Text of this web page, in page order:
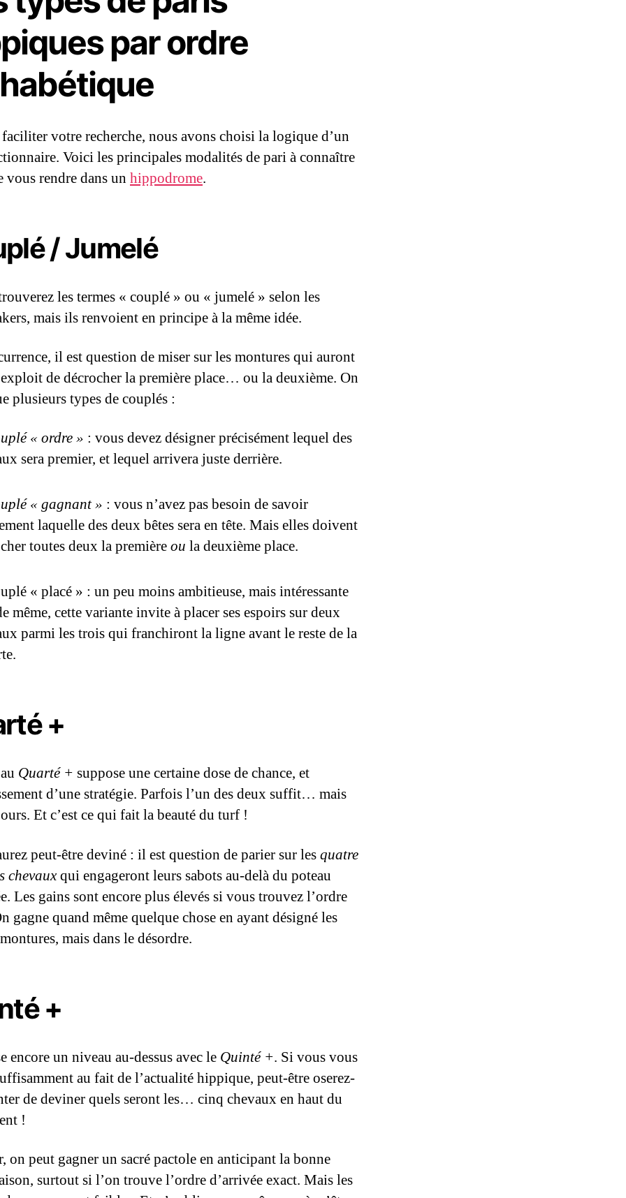
par ordre
votre recherche, nous avons choisi la logique d’un
Voici les principales modalités de pari à connaître
vous rendre dans un hippodrome.
/ Jumelé
les termes « couplé » ou « jumelé » selon les
mais ils renvoient en principe à la même idée.
il est question de miser sur les montures qui auront
de décrocher la première place… ou la deuxième. On
plusieurs types de couplés :
« ordre » : vous devez désigner précisément lequel des
sera premier, et lequel arrivera juste derrière.
« gagnant » : vous n’avez pas besoin de savoir
laquelle des deux bêtes sera en tête. Mais elles doivent
toutes deux la premièreou la deuxième place.
« placé » : un peu moins ambitieuse, mais intéressante
même, cette variante invite à placer ses espoirs sur deux
parmi les trois qui franchiront la ligne avant le reste de la
+
Quarté + suppose une certaine dose de chance, et
d’une stratégie. Parfois l’un des deux suffit… mais
Et c’est ce qui fait la beauté du turf !
peut-être deviné : il est question de parier sur lesquatre
chevauxqui engageront leurs sabots au-delà du poteau
Les gains sont encore plus élevés si vous trouvez l’ordre
gagne quand même quelque chose en ayant désigné les
mais dans le désordre.
+
encore un niveau au-dessus avec le Quinté +. Si vous vous
au fait de l’actualité hippique, peut-être oserez-
de deviner quels seront les… cinq chevaux en haut du
!
on peut gagner un sacré pactole en anticipant la bonne
surtout si l’on trouve l’ordre d’arrivée exact. Mais les